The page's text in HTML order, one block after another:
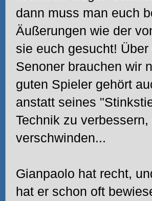
dann muss man euch
Äußerungen wie der
sie euch gesucht!
Senoner brauchen wir
guten Spieler gehört
anstatt seines
Technik zu
verschwinden...
Gianpaolo hat recht,
hat er schon oft